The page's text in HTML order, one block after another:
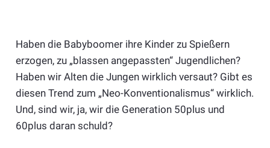
Haben die Babyboomer ihre Kinder zu Spießern
erzogen, zu „blassen angepassten“ Jugendlichen?
Haben wir Alten die Jungen wirklich versaut? Gibt es
diesen Trend zum „Neo-Konventionalismus“ wirklich.
Und, sind wir, ja, wir die Generation 50plus und
60plus daran schuld?